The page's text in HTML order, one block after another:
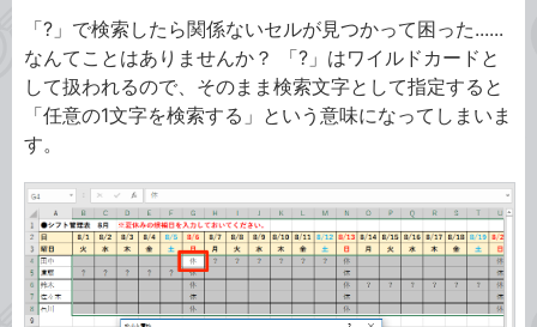
「?」で検索したら関係ないセルが見つかって困った......
なんてことはありませんか？ 「?」はワイルドカードと
して扱われるので、そのまま検索文字として指定すると
「任意の1文字を検索する」という意味になってしまいま
す。